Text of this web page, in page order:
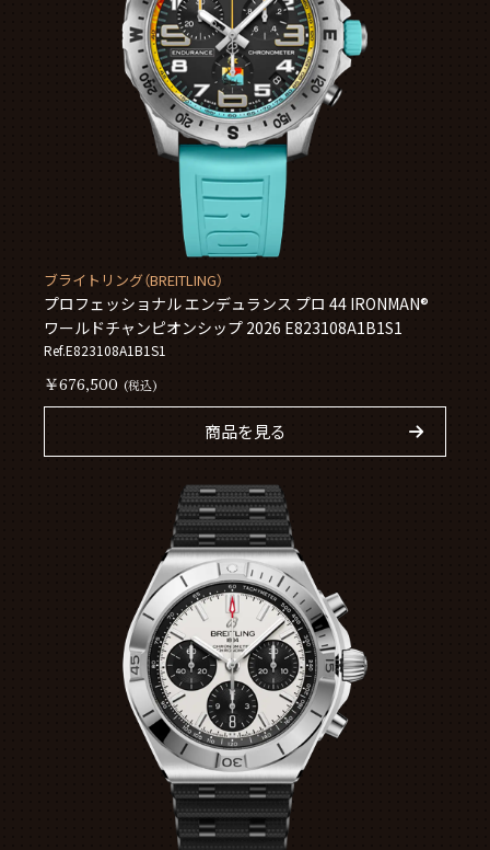
ブライトリング（BREITLING）
プロフェッショナル エンデュランス プロ 44 IRONMAN®
ワールドチャンピオンシップ 2026 E823108A1B1S1
Ref.E823108A1B1S1
￥676,500 (税込)
商品を見る